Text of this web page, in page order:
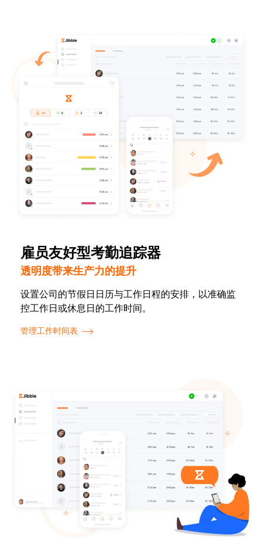
雇员友好型考勤追踪器
透明度带来生产力的提升
设置公司的节假日日历与工作日程的安排，以准确监
控工作日或休息日的工作时间。
管理工作时间表